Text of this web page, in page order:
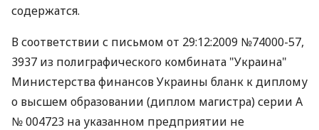
содержатся.
В соответствии с письмом от 29:12:2009 №74000-57,
3937 из полиграфического комбината "Украина"
Министерства финансов Украины бланк к диплому
о высшем образовании (диплом магистра) серии А
№ 004723 на указанном предприятии не